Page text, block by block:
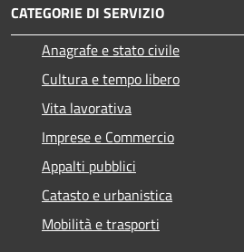
CATEGORIE DI SERVIZIO
Anagrafe e stato civile
Cultura e tempo libero
Vita lavorativa
Imprese e Commercio
Appalti pubblici
Catasto e urbanistica
Mobilità e trasporti